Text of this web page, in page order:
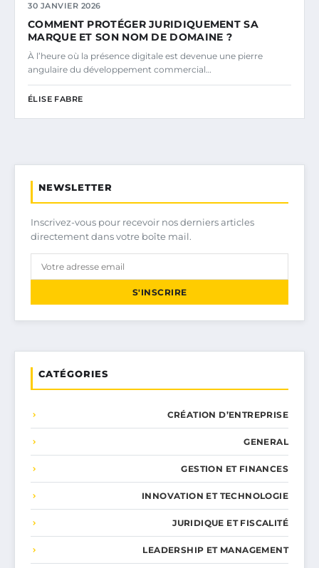
30 JANVIER 2026
COMMENT PROTÉGER JURIDIQUEMENT SA
MARQUE ET SON NOM DE DOMAINE ?
À l’heure où la présence digitale est devenue une pierre
angulaire du développement commercial…
ÉLISE FABRE
NEWSLETTER
Inscrivez-vous pour recevoir nos derniers articles
directement dans votre boîte mail.
S'INSCRIRE
CATÉGORIES
CRÉATION D’ENTREPRISE
GENERAL
GESTION ET FINANCES
INNOVATION ET TECHNOLOGIE
JURIDIQUE ET FISCALITÉ
LEADERSHIP ET MANAGEMENT